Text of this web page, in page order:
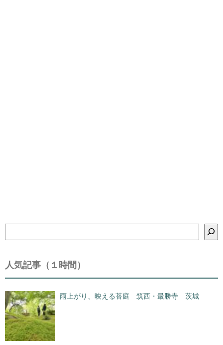
索
人気記事（１時間）
雨上がり、映える苔庭 筑西・最勝寺 茨城